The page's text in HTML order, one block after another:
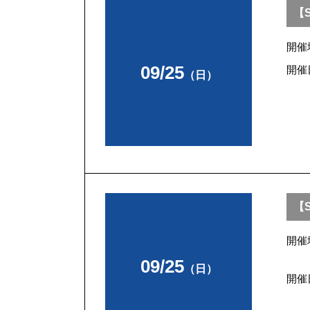
09/25（日）
開催
開催
09/25（日）
開催
開催